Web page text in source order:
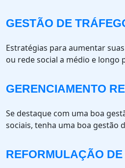
GESTÃO DE
Estratégias para aumentar
ou rede social a médio e longo
GERENCIAMENTO
Se destaque com uma boa
sociais, tenha uma boa gestão
REFORMULAÇÃO DE